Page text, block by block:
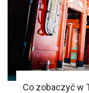
Co zobaczyć w